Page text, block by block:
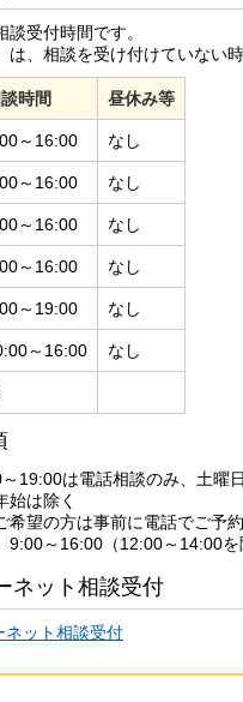
受付時間です。
は、相談を受け付けていない
時間 昼休み等
～16:00 なし
～16:00 なし
～16:00 なし
～16:00 なし
～16:00 なし
～19:00 なし
19:00は電話相談のみ、土曜
始は除く
希望の方は事前に電話でご予約
9:00～16:00（12:00～14:00
ネット相談受付
ネット相談受付